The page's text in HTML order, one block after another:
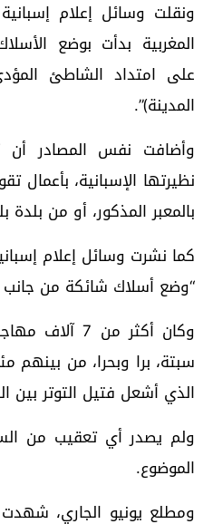
ونقلت وسائل إعلام
المغربية بدأت بوضع
على امتداد الشاطئ
المدينة)”.
وأضافت نفس المصادر أن
نظيرتها الإسبانية، بأعمال
بالمعبر المذكور، أو من بلدة
كما نشرت وسائل إعلام
“وضع أسلاك شائكة من جانب
وكان أكثر من 7
سبتة، برا وبحرا، من بينهم
الذي أشعل فتيل التوتر بين
ولم يصدر أي تعقيب من
الموضوع.
ومطلع يونيو الجاري، شهدت